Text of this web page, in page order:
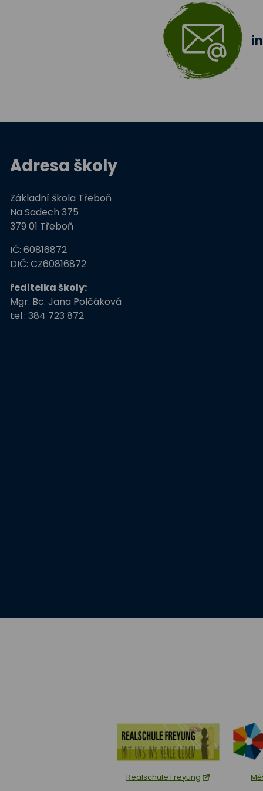
Adresa školy
Základní škola Třeboň
Na Sadech 375
379 01 Třeboň
IČ: 60816872
DIČ: CZ60816872
ředitelka školy:
Mgr. Bc. Jana Polčáková
tel.: 384 723 872
Realschule Freyung